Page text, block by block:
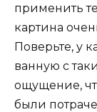
применить
картина
Поверьте, у
ванную с
ощущение,
были